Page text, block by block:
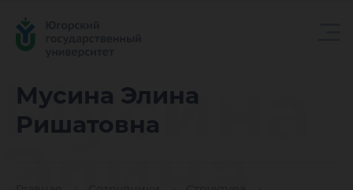
Мусина Элина
Ришатовна
Мусина